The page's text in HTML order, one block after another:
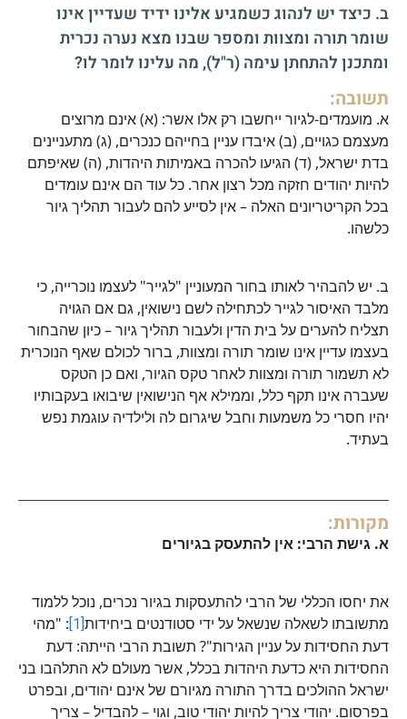
ב. כיצד יש לנהוג כשמגיע אלינו ידיד שעדיין אינו
שומר תורה ומצוות ומספר שבנו מצא נערה נכרית
ומתכנן להתחתן עימה (ר"ל), מה עלינו לומר לו?
תשובה:
א. מועמדים-לגיור ייחשבו רק אלו אשר: (א) אינם מרוצים
מעצמם כגויים, (ב) איבדו עניין בחייהם כנכרים, (ג) מתעניינים
בדת ישראל, (ד) הגיעו להכרה באמיתות היהדות, (ה) שאיפתם
להיות יהודים חזקה מכל רצון אחר. כל עוד הם אינם עומדים
בכל הקריטריונים האלה – אין לסייע להם לעבור תהליך גיור
כלשהו.
ב. יש להבהיר לאותו בחור המעוניין "לגייר" לעצמו נוכרייה, כי
מלבד האיסור לגייר לכתחילה לשם נישואין, גם אם הגויה
תצליח להערים על בית הדין ולעבור תהליך גיור – כיון שהבחור
בעצמו עדיין אינו שומר תורה ומצוות, ברור לכולם שאף הנוכרית
לא תשמור תורה ומצוות לאחר טקס הגיור, ואם כן הטקס
שעברה אינו תקף כלל, וממילא אף הנישואין שיבואו בעקבותיו
יהיו חסרי כל משמעות וחבל שיגרום לה ולילדיה עוגמת נפש
בעתיד.
מקורות:
א. גישת הרבי: אין להתעסק בגיורים
את יחסו הכללי של הרבי להתעסקות בגיור נכרים, נוכל ללמוד
מתשובתו לשאלה שנשאל על ידי סטודנטים ביחידות[1]
: "מהי
דעת החסידות על עניין הגירות"? תשובת הרבי הייתה: דעת
החסידות היא כדעת היהדות בכלל, אשר מעולם לא התלהבו בני
ישראל ההולכים בדרך התורה מגיורם של אינם יהודים, ובפרט
בפרסום. יהודי צריך להיות יהודי טוב, וגוי – להבדיל – צריך